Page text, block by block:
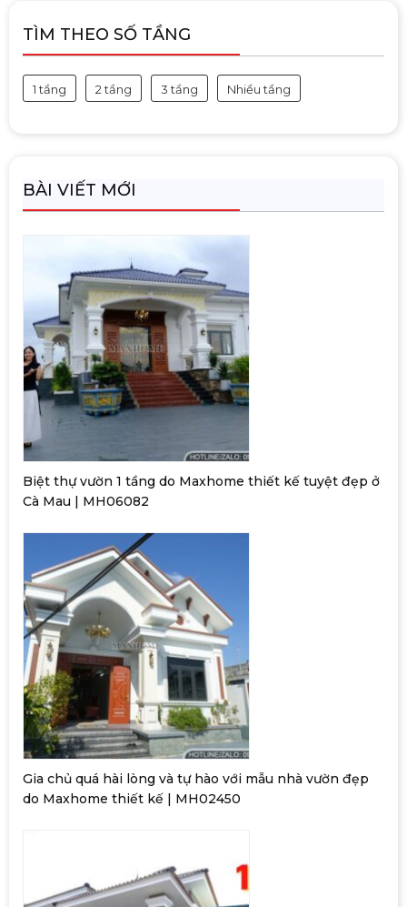
TÌM THEO SỐ TẦNG
1 tầng 2 tầng 3 tầng Nhiều tầng
BÀI VIẾT MỚI
Biệt thự vườn 1 tầng do Maxhome thiết kế tuyệt đẹp ở
Cà Mau | MH06082
Gia chủ quá hài lòng và tự hào với mẫu nhà vườn đẹp
do Maxhome thiết kế | MH02450